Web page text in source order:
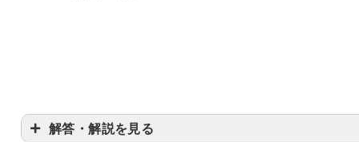
解答・解説を見る